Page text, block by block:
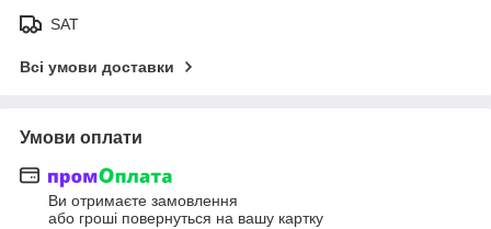
SAT
Всі умови доставки
Умови оплати
Ви отримаєте замовлення
або гроші повернуться на вашу картку